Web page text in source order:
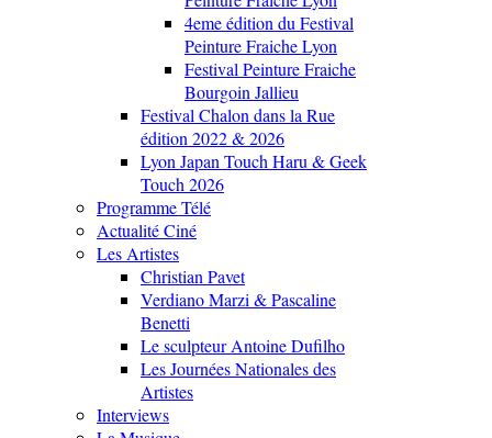
4eme édition du Festival
Peinture Fraiche Lyon
Festival Peinture Fraiche
Bourgoin Jallieu
Festival Chalon dans la Rue
édition 2022 & 2026
Lyon Japan Touch Haru & Geek
Touch 2026
Programme Télé
Actualité Ciné
Les Artistes
Christian Pavet
Verdiano Marzi & Pascaline
Benetti
Le sculpteur Antoine Dufilho
Les Journées Nationales des
Artistes
Interviews